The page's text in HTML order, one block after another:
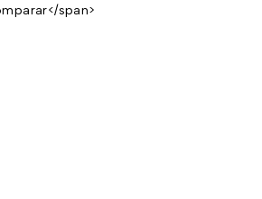
span>